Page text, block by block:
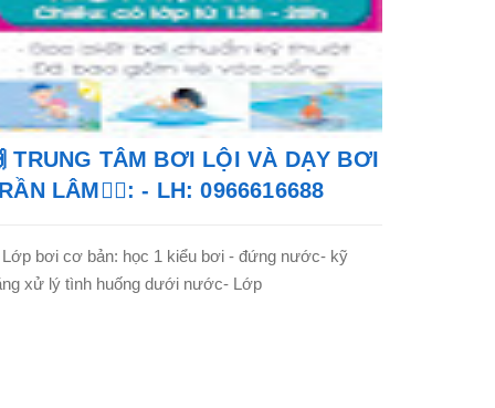
TRUNG TÂM BƠI LỘI VÀ DẠY BƠI
LÂM🏊‍♂️: - LH: 0966616688
Lớp bơi cơ bản: học 1 kiểu bơi - đứng nước- kỹ
xử lý tình huống dưới nước- Lớp